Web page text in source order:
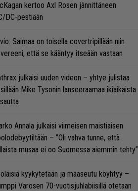
kertoo Axl Rosen jännittäneen
DC-pestiään
Saimaa on toisella covertripillään niin
että se kääntyy itseään vastaan
julkaisi uuden videon – yhtye julistaa
Mike Tysonin lanseeraamaa ikiaikaista
Annala julkaisi viimeisen maistiaisen
– ”Oli vahva tunne, että
musaa ei oo Suomessa aiemmin tehty”
kyykytetään ja maaseutu köyhtyy –
Varosen 70-vuotisjuhlabiisillä otetaan